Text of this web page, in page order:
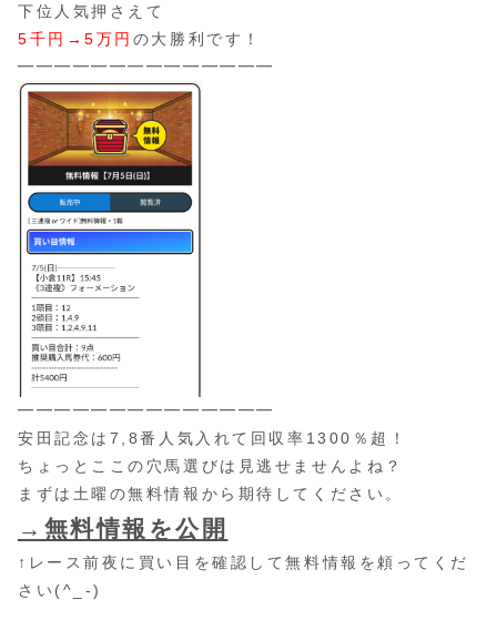
下位人気押さえて
5千円→5万円 の大勝利です！
━━━━━━━━━━━━━━
━━━━━━━━━━━━━━
安田記念は7,8番人気入れて回収率1300％超！
ちょっとここの穴馬選びは見逃せませんよね？
まずは土曜の無料情報から期待してください。
→無料情報を公開
↑レース前夜に買い目を確認して無料情報を頼ってくだ
さい(^_-)